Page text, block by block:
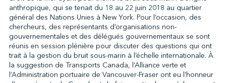
↩︎
anthropique, qui se tenait du 18 au 22 juin 2018 au quartier
général des Nations Unies à New York. Pour l’occasion, des
chercheurs, des représentants d’organisations non-
gouvernementales et des délégués gouvernementaux se sont
réunis en session plénière pour discuter des questions qui ont
trait à la gestion du bruit sous-marin à l’échelle internationale. À
la suggestion de Transports Canada, l’Alliance verte et
l’Administration portuaire de Vancouver-Fraser ont eu l’honneur